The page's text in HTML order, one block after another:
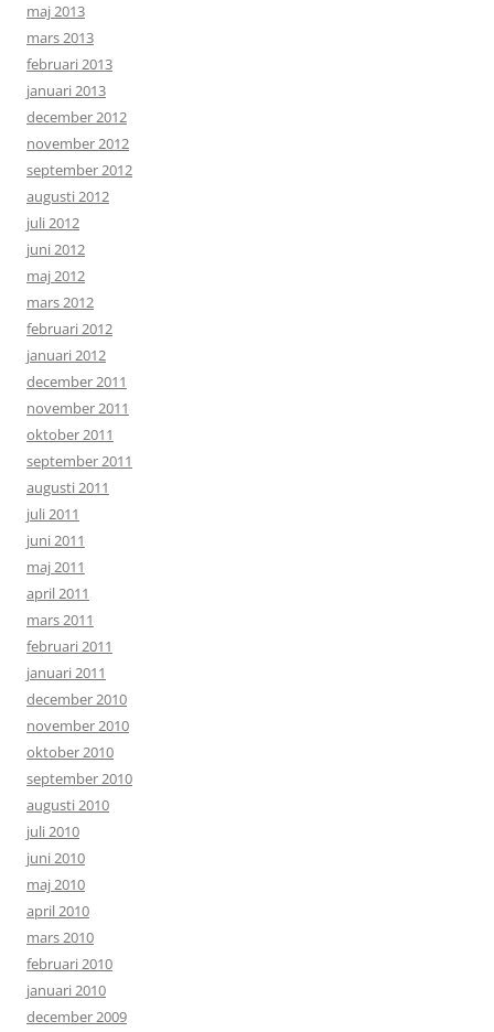
maj 2013
mars 2013
februari 2013
januari 2013
december 2012
november 2012
september 2012
augusti 2012
juli 2012
juni 2012
maj 2012
mars 2012
februari 2012
januari 2012
december 2011
november 2011
oktober 2011
september 2011
augusti 2011
juli 2011
juni 2011
maj 2011
april 2011
mars 2011
februari 2011
januari 2011
december 2010
november 2010
oktober 2010
september 2010
augusti 2010
juli 2010
juni 2010
maj 2010
april 2010
mars 2010
februari 2010
januari 2010
december 2009